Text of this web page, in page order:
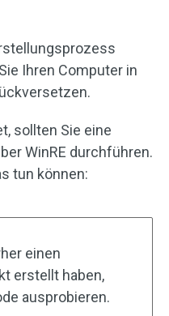
Ihren Computer in
sollten Sie eine
WinRE durchführen.
tun können:
einen
erstellt haben,
ausprobieren.